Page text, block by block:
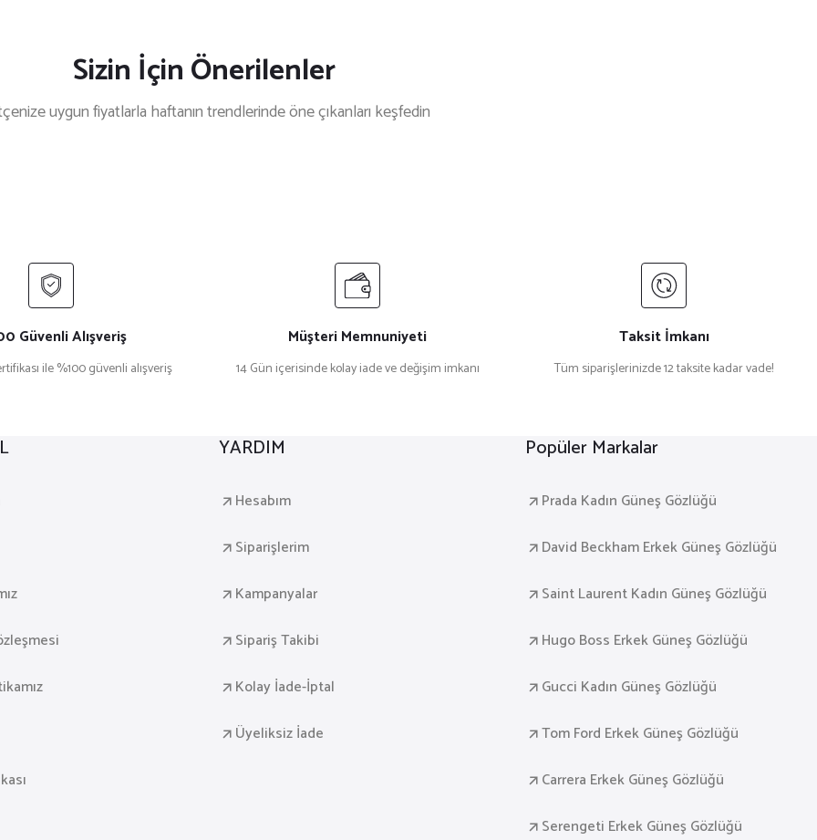
Sizin İçin Önerilenler
uygun fiyatlarla haftanın trendlerinde öne çıkanları keşfedin
₺ 19.999 ₺ 10.500
Güvenli Alışveriş
ile %100 güvenli alışveriş
Müşteri Memnuniyeti
14 Gün içerisinde kolay iade ve değişim imkanı
Taksit İmkanı
Tüm siparişlerinizde 12 taksite kadar vade!
YARDIM
Hesabım
Siparişlerim
Kampanyalar
Sipariş Takibi
Kolay İade-İptal
Üyeliksiz İade
Popüler Markalar
Prada Kadın Güneş Gözlüğü
David Beckham Erkek Güneş Gözlüğü
Saint Laurent Kadın Güneş Gözlüğü
Hugo Boss Erkek Güneş Gözlüğü
Gucci Kadın Güneş Gözlüğü
Tom Ford Erkek Güneş Gözlüğü
Carrera Erkek Güneş Gözlüğü
Serengeti Erkek Güneş Gözlüğü